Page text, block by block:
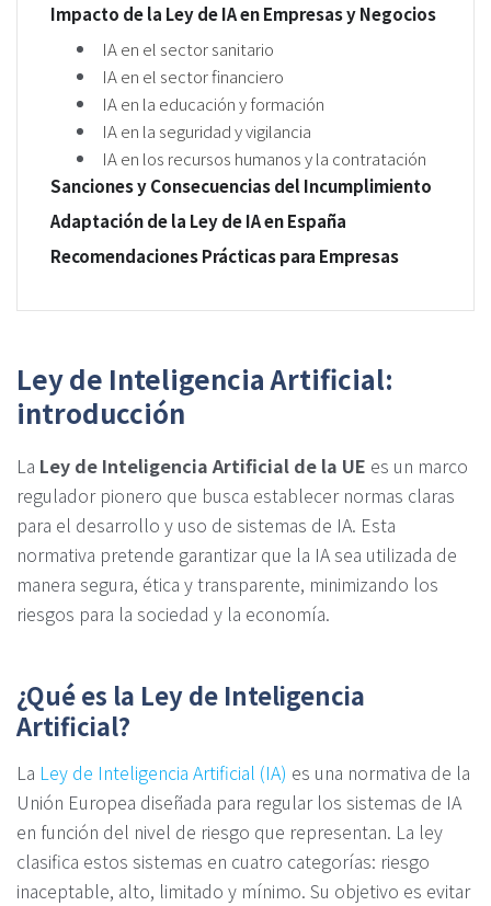
Impacto de la Ley de IA en Empresas y Negocios
IA en el sector sanitario
IA en el sector financiero
IA en la educación y formación
IA en la seguridad y vigilancia
IA en los recursos humanos y la contratación
Sanciones y Consecuencias del Incumplimiento
Adaptación de la Ley de IA en España
Recomendaciones Prácticas para Empresas
Ley de Inteligencia Artificial:
introducción
La Ley de Inteligencia Artificial de la UE es un marco
regulador pionero que busca establecer normas claras
para el desarrollo y uso de sistemas de IA. Esta
normativa pretende garantizar que la IA sea utilizada de
manera segura, ética y transparente, minimizando los
riesgos para la sociedad y la economía.
¿Qué es la Ley de Inteligencia
Artificial?
La Ley de Inteligencia Artificial (IA) es una normativa de la
Unión Europea diseñada para regular los sistemas de IA
en función del nivel de riesgo que representan. La ley
clasifica estos sistemas en cuatro categorías: riesgo
inaceptable, alto, limitado y mínimo. Su objetivo es evitar